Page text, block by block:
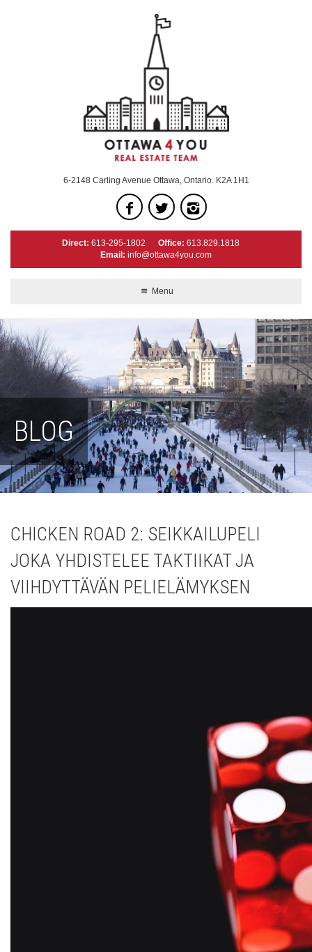
6-2148 Carling Avenue Ottawa, Ontario. K2A 1H1
Direct: 613-295-1802 Office: 613.829.1818
Email: info@ottawa4you.com
Menu
BLOG
CHICKEN ROAD 2: SEIKKAILUPELI
JOKA YHDISTELEE TAKTIIKAT JA
VIIHDYTTÄVÄN PELIELÄMYKSEN